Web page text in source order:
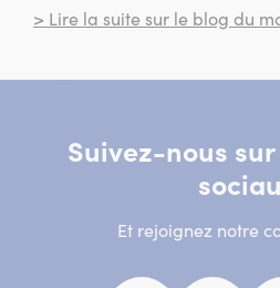
> Lire la suite sur le blog du
Suivez-nous
Et rejoignez notre